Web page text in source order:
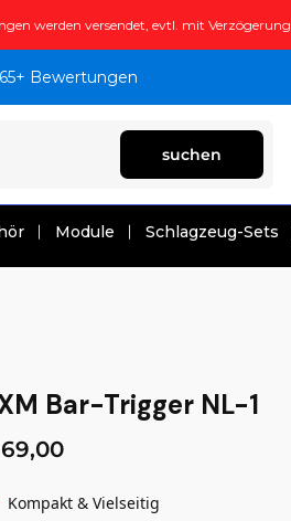
werden versendet, evtl. mit Verzögerung
Bewertungen
suchen
Module Schlagzeug-Sets
Bar-Trigger NL-1
Kompakt & Vielseitig